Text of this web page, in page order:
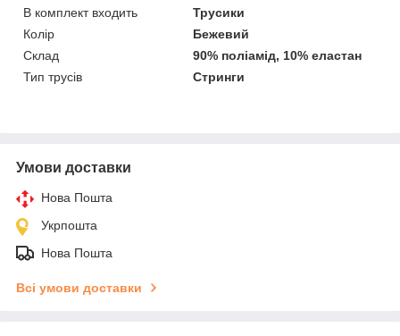
В комплект входить
Трусики
Колір
Бежевий
Склад
90% поліамід, 10% еластан
Тип трусів
Стринги
Умови доставки
Нова Пошта
Укрпошта
Нова Пошта
Всі умови доставки